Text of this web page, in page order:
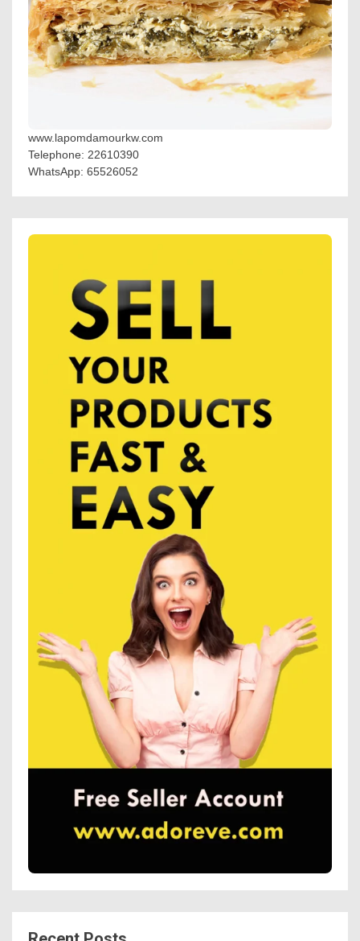
www.lapomdamourkw.com
Telephone: 22610390
WhatsApp: 65526052